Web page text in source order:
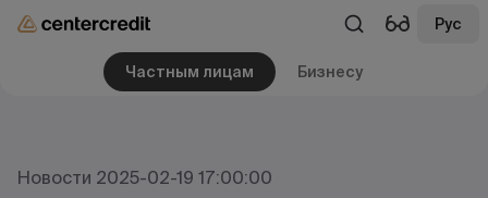
Рус
Частным лицам Бизнесу
Новости 2025-02-19 17:00:00